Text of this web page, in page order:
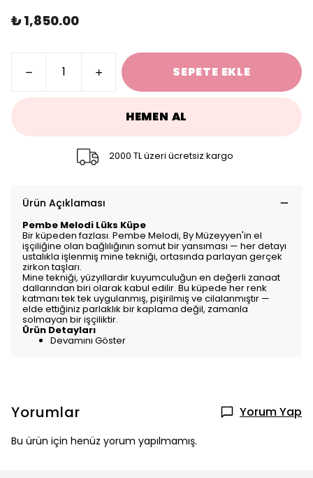
₺ 1,850.00
SEPETE EKLE
HEMEN AL
2000 TL üzeri ücretsiz kargo
Ürün Açıklaması
Pembe Melodi Lüks Küpe
Bir küpeden fazlası. Pembe Melodi, By Müzeyyen'in el
işçiliğine olan bağlılığının somut bir yansıması — her detayı
ustalıkla işlenmiş mine tekniği, ortasında parlayan gerçek
zirkon taşları.
Mine tekniği, yüzyıllardır kuyumculuğun en değerli zanaat
dallarından biri olarak kabul edilir. Bu küpede her renk
katmanı tek tek uygulanmış, pişirilmiş ve cilalanmıştır —
elde ettiğiniz parlaklık bir kaplama değil, zamanla
solmayan bir işçiliktir.
Ürün Detayları
Devamını Göster
Yorumlar Yorum Yap
Bu ürün için henüz yorum yapılmamış.